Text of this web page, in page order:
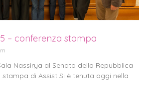
– conferenza stampa
Nassirya al Senato della Repubblica
di Assist Si è tenuta oggi nella